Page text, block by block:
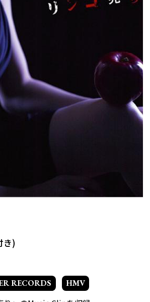
き)
RECORDS HMV